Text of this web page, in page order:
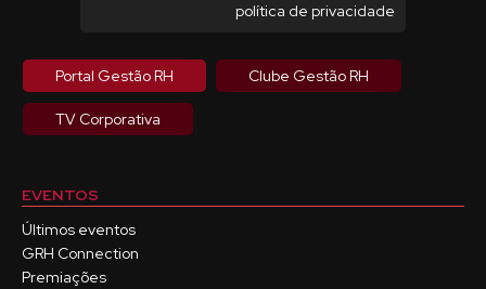
política de privacidade
Portal Gestão RH Clube Gestão RH
TV Corporativa
EVENTOS
Últimos eventos
GRH Connection
Premiações